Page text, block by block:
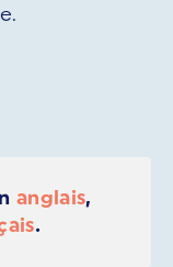
anglais,
.